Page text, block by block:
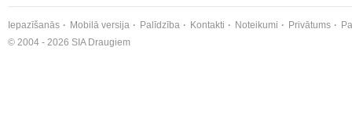
Iepazīšanās Mobilā versija Palīdzība Kontakti Noteikumi Privātums
© 2004 - 2026 SIA Draugiem